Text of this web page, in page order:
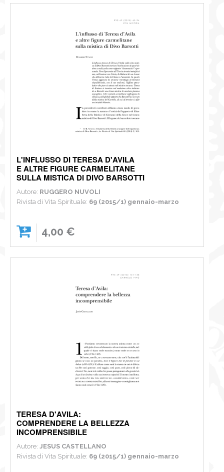
L'INFLUSSO DI TERESA D'AVILA
E ALTRE FIGURE CARMELITANE
SULLA MISTICA DI DIVO BARSOTTI
Autore: RUGGERO NUVOLI
Rivista di Vita Spirituale: 69 (2015/1) gennaio-marzo
4,00 €
TERESA D'AVILA:
COMPRENDERE LA BELLEZZA
INCOMPRENSIBILE
Autore: JESUS CASTELLANO
Rivista di Vita Spirituale: 69 (2015/1) gennaio-marzo